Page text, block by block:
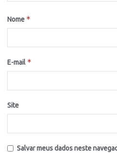
Nome *
E-mail *
Site
Salvar meus dados neste